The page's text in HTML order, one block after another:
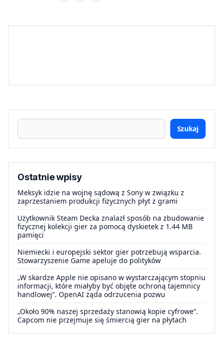
Szukaj
Ostatnie wpisy
Meksyk idzie na wojnę sądową z Sony w związku z
zaprzestaniem produkcji fizycznych płyt z grami
Użytkownik Steam Decka znalazł sposób na zbudowanie
fizycznej kolekcji gier za pomocą dyskietek z 1.44 MB
pamięci
Niemiecki i europejski sektor gier potrzebują wsparcia.
Stowarzyszenie Game apeluje do polityków
„W skardze Apple nie opisano w wystarczającym stopniu
informacji, które miałyby być objęte ochroną tajemnicy
handlowej”. OpenAI żąda odrzucenia pozwu
„Około 90% naszej sprzedaży stanowią kopie cyfrowe”.
Capcom nie przejmuje się śmiercią gier na płytach